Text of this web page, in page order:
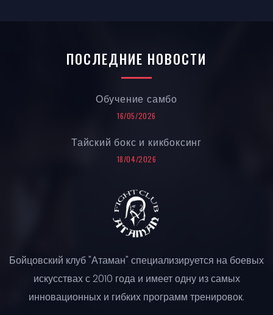
ПОСЛЕДНИЕ НОВОСТИ
Обучение самбо
16/05/2026
Тайский бокс и кикбоксинг
18/04/2026
Бойцовский клуб "Атаман" специализируется на боевых
искусствах с 2010 года и имеет одну из самых
инновационных и гибких программ тренировок.